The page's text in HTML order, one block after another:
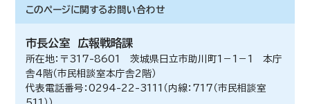
このページに関するお問い合わせ
市長公室 広報戦略課
所在地：〒317-8601 茨城県日立市助川町1－1－1 本庁
舎4階（市民相談室本庁舎2階）
代表電話番号：0294-22-3111（内線：717（市民相談室